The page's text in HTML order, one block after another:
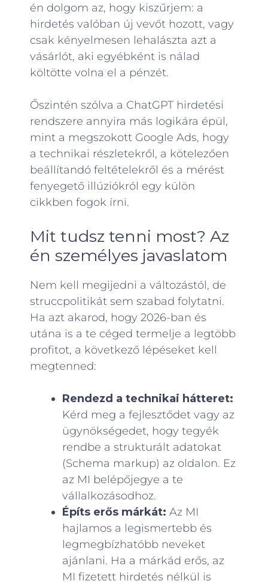
én dolgom az, hogy kiszűrjem: a
hirdetés valóban új vevőt hozott, vagy
csak kényelmesen lehalászta azt a
vásárlót, aki egyébként is nálad
költötte volna el a pénzét.
Őszintén szólva a ChatGPT hirdetési
rendszere annyira más logikára épül,
mint a megszokott Google Ads, hogy
a technikai részletekről, a kötelezően
beállítandó feltételekről és a mérést
fenyegető illúziókról egy külön
cikkben fogok írni.
Mit tudsz tenni most? Az
én személyes javaslatom
Nem kell megijedni a változástól, de
struccpolitikát sem szabad folytatni.
Ha azt akarod, hogy 2026-ban és
utána is a te céged termelje a legtöbb
profitot, a következő lépéseket kell
megtenned:
Rendezd a technikai hátteret:
Kérd meg a fejlesztődet vagy az
ügynökségedet, hogy tegyék
rendbe a strukturált adatokat
(Schema markup) az oldalon. Ez
az MI belépőjegye a te
vállalkozásodhoz.
Építs erős márkát: Az MI
hajlamos a legismertebb és
legmegbízhatóbb neveket
ajánlani. Ha a márkád erős, az
MI fizetett hirdetés nélkül is